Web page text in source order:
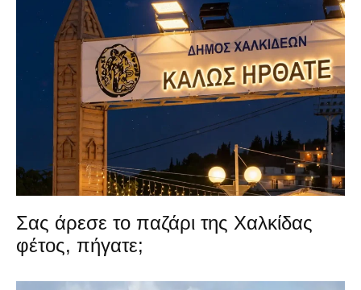
Σας άρεσε το παζάρι της Χαλκίδας
φέτος, πήγατε;